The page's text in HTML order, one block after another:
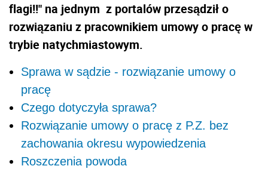
flagi!!" na jednym z portalów przesądził o
rozwiązaniu z pracownikiem umowy o pracę w
trybie natychmiastowym.
Sprawa w sądzie - rozwiązanie umowy o
pracę
Czego dotyczyła sprawa?
Rozwiązanie umowy o pracę z P.Z. bez
zachowania okresu wypowiedzenia
Roszczenia powoda